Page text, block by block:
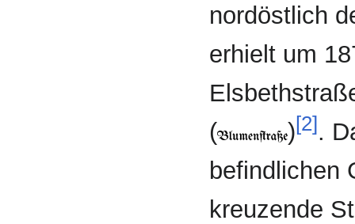
nord­östlich
erhielt um
(
)[2].
befindlichen
kreuzende